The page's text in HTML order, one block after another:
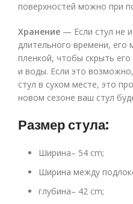
поверхностей можно при
Хранение — Если стул не
длительного времени,
пленкой, чтобы скрыть
и воды. Если это
стул в сухом месте, это
новом сезоне ваш стул
Размер стула:
Ширина– 54 cm;
Ширина между
глубина– 42 cm;